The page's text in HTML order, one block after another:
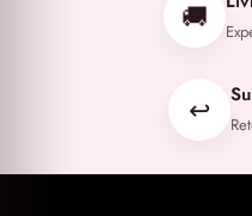
🚚
↩️